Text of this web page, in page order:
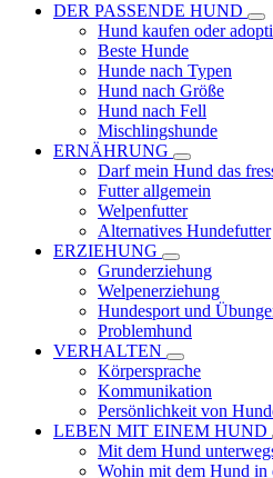
DER PASSENDE HUND
Hund kaufen oder
Beste Hunde
Hunde nach Typen
Hund nach Größe
Hund nach Fell
Mischlingshunde
ERNÄHRUNG
Darf mein Hund das
Futter allgemein
Welpenfutter
Alternatives Hundefutter
ERZIEHUNG
Grunderziehung
Welpenerziehung
Hundesport und
Problemhund
VERHALTEN
Körpersprache
Kommunikation
Persönlichkeit von
LEBEN MIT EINEM HUND
Mit dem Hund
Wohin mit dem Hund in